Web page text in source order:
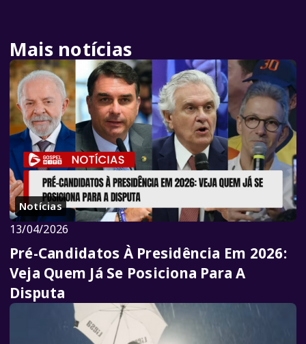
Mais notícias
Notícias
13/04/2026
Pré-Candidatos À Presidência Em 2026:
Veja Quem Já Se Posiciona Para A
Disputa